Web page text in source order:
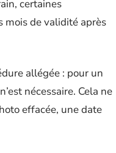
certaines
mois de validité après
allégée : pour un
n’est nécessaire. Cela ne
effacée, une date